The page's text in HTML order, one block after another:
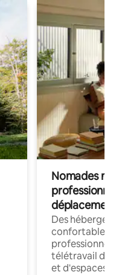
Nomades
déplacement
Des
confortables
professionnels
télétravail
et d'espaces